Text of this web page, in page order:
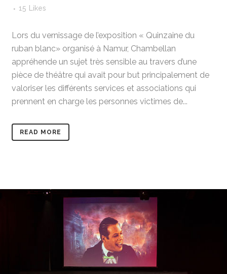
15
Likes
Lors du vernissage de l’exposition « Quinzaine du
ruban blanc» organisé à Namur, Chambellan
appréhende un sujet très sensible au travers d’une
pièce de théâtre qui avait pour but principalement de
valoriser les différents services et associations qui
prennent en charge les personnes victimes de...
READ MORE